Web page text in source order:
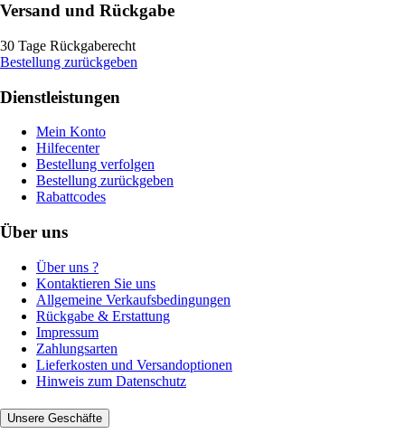
Versand und Rückgabe
30 Tage Rückgaberecht
Bestellung zurückgeben
Dienstleistungen
Mein Konto
Hilfecenter
Bestellung verfolgen
Bestellung zurückgeben
Rabattcodes
Über uns
Über uns ?
Kontaktieren Sie uns
Allgemeine Verkaufsbedingungen
Rückgabe & Erstattung
Impressum
Zahlungsarten
Lieferkosten und Versandoptionen
Hinweis zum Datenschutz
Unsere Geschäfte